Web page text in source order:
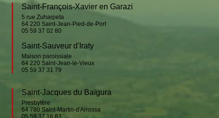
Saint-François-Xavier en Garazi
5 rue Zuharpeta
64 220 Saint-Jean-Pied-de-Port
05 59 37 02 80
Saint-Sauveur d'Iraty
Maison paroissiale
64 220 Saint-Jean-le-Vieux
05 59 37 31 79
Saint-Jacques du Baïgura
Presbytère
64 780 Saint-Martin-d'Arrossa